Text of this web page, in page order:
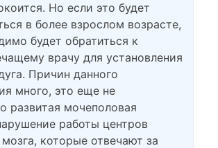
Но если это будет
в более взрослом возрасте,
будет обратиться к
врачу для установления
Причин данного
много, это еще не
развитая мочеполовая
работы центров
мозга, которые отвечают за